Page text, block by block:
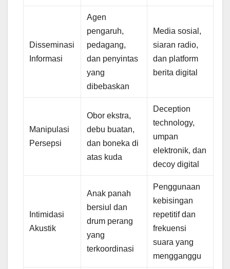
Disseminasi
Informasi
Agen
pengaruh,
pedagang,
dan penyintas
yang
dibebaskan
Media sosial,
siaran radio,
dan platform
berita digital
Manipulasi
Persepsi
Obor ekstra,
debu buatan,
dan boneka di
atas kuda
Deception
technology,
umpan
elektronik, dan
decoy digital
Intimidasi
Akustik
Anak panah
bersiul dan
drum perang
yang
terkoordinasi
Penggunaan
kebisingan
repetitif dan
frekuensi
suara yang
mengganggu